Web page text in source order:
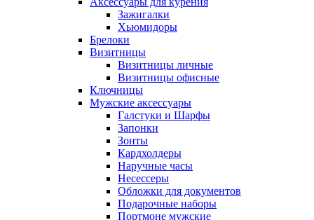
Зажигалки
Хьюмидоры
Брелоки
Визитницы
Визитницы личные
Визитницы офисные
Ключницы
Мужские аксессуары
Галстуки и Шарфы
Запонки
Зонты
Кардхолдеры
Наручные часы
Несессеры
Обложки для документов
Подарочные наборы
Портмоне мужские